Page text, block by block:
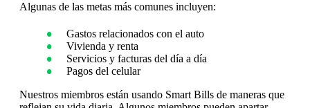
Algunas de las metas más comunes incluyen:
Gastos relacionados con el auto
Vivienda y renta
Servicios y facturas del día a día
Pagos del celular
Nuestros miembros están usando Smart Bills de maneras que